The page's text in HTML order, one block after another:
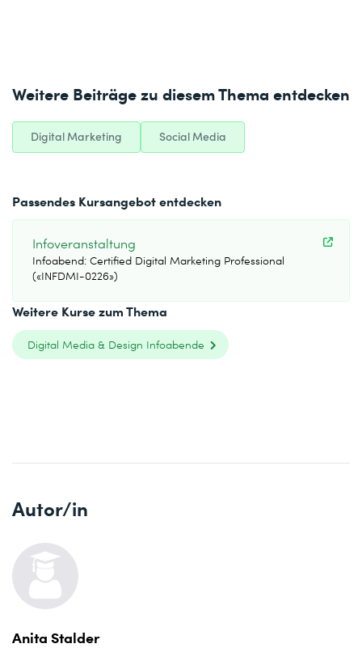
Weitere Beiträge zu diesem Thema entdecken
Digital Marketing Social Media
Passendes Kursangebot entdecken
Infoveranstaltung
Infoabend: Certified Digital Marketing Professional
(«INFDMI-0226»)
Weitere Kurse zum Thema
Digital Media & Design Infoabende
Autor/in
Anita Stalder